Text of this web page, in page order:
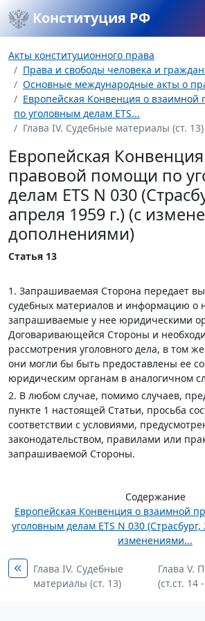
Конституция РФ
Акты конституционного права
Права и свободы человека и
Основные международные акты о
Европейская Конвенция о
по уголовным делам ETS...
Глава IV. Судебные материалы (ст. 13)
Европейская
правовой помощи по
делам ETS N 030
апреля 1959 г.) (с
дополнениями)
Статья 13
1. Запрашиваемая Сторона передает
судебных материалов и информацию о
запрашиваемые у нее юридическими
Договаривающейся Стороны и
рассмотрения уголовного дела, в том
они могли бы быть предоставлены ее
юридическим органам в аналогичном
2. В любом случае, помимо случаев,
пункте 1 настоящей Статьи, просьба
соответствии с условиями,
законодательством, правилами или
запрашиваемой Стороны.
Содержание
Европейская Конвенция о взаимной
уголовным делам ETS N 030 (Страсбург,
изменениями...
Глава IV. Судебные
материалы (ст. 13)
Глава V.
(ст.ст. 14